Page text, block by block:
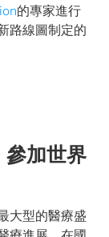
的專家進行
路線圖制定的
參加世界
大型的醫療盛